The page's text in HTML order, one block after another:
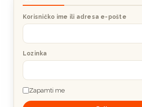
Korisničko ime ili adresa e-pošte
Lozinka
Zapamti me